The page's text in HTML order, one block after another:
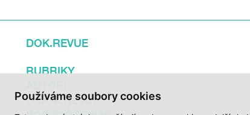
Používáme soubory cookies
DOK.REVUE
RUBRIKY
O DOK.REVUE